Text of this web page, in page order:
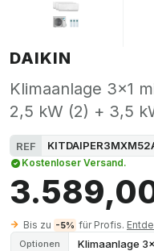
DAIKIN
Klimaanlage 3x1
2,5 kW (2) + 3,5
REF
Kostenloser Versand.
Bis zu -5% für Profis.
Optionen Klimaanlage